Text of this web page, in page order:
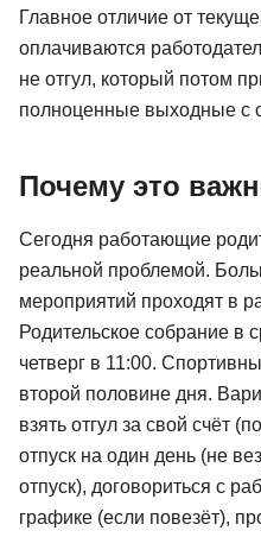
Главное отличие от
оплачиваются
не отгул, который потом
полноценные выходные с
Почему это
Сегодня работающие
реальной проблемой.
мероприятий проходят в
Родительское собрание в
четверг в 11:00.
второй половине дня.
взять отгул за свой счёт
отпуск на один день (не
отпуск), договориться с
графике (если повезёт),